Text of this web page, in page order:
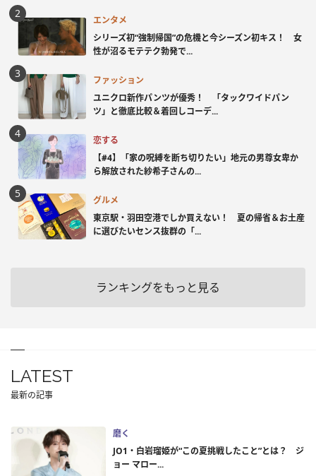
エンタメ
シリーズ初“強制帰国”の危機と今シーズン初キス！ 女
性が沼るモテテク勃発で...
ファッション
ユニクロ新作パンツが優秀！ 「タックワイドパン
ツ」と徹底比較＆着回しコーデ...
恋する
【#4】「家の呪縛を断ち切りたい」地元の男尊女卑か
ら解放された紗希子さんの...
グルメ
東京駅・羽田空港でしか買えない！ 夏の帰省＆お土産
に選びたいセンス抜群の「...
ランキングをもっと見る
LATEST
最新の記事
磨く
JO1・白岩瑠姫が“この夏挑戦したこと”とは？ ジ
ョー マロー...